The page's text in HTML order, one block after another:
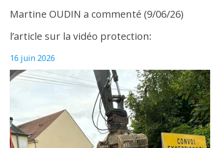
Martine OUDIN a commenté (9/06/26)
l’article sur la vidéo protection:
16 juin 2026